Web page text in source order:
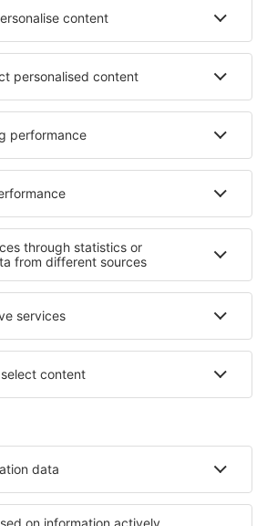
la Palma
cazare - regiuni
Cazare în Ile-de-France
Blanc
Babiogórski
National Park Cazare in Gabrovo